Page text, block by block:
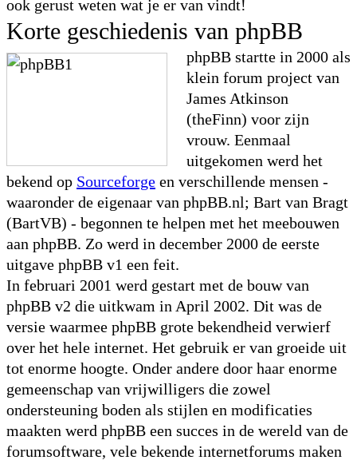
ook gerust weten wat je er van vindt!
Korte geschiedenis van phpBB
phpBB startte in 2000 als
klein forum project van
James Atkinson
(theFinn) voor zijn
vrouw. Eenmaal
uitgekomen werd het
bekend op Sourceforge en verschillende mensen -
waaronder de eigenaar van phpBB.nl; Bart van Bragt
(BartVB) - begonnen te helpen met het meebouwen
aan phpBB. Zo werd in december 2000 de eerste
uitgave phpBB v1 een feit.
In februari 2001 werd gestart met de bouw van
phpBB v2 die uitkwam in April 2002. Dit was de
versie waarmee phpBB grote bekendheid verwierf
over het hele internet. Het gebruik er van groeide uit
tot enorme hoogte. Onder andere door haar enorme
gemeenschap van vrijwilligers die zowel
ondersteuning boden als stijlen en modificaties
maakten werd phpBB een succes in de wereld van de
forumsoftware, vele bekende internetforums maken